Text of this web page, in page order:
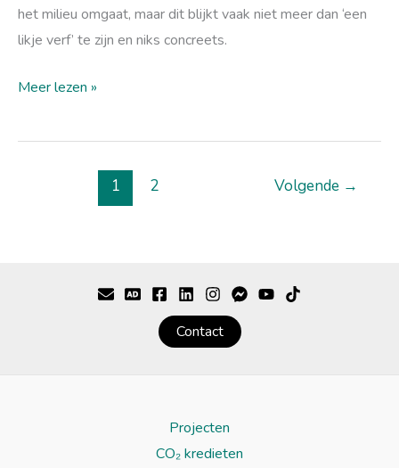
het milieu omgaat, maar dit blijkt vaak niet meer dan ‘een
likje verf’ te zijn en niks concreets.
Meer lezen »
1 2 Volgende →
Contact
Projecten
CO₂ kredieten